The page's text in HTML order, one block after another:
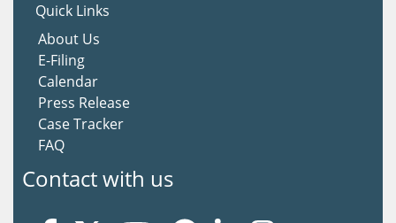
Quick Links
About Us
E-Filing
Calendar
Press Release
Case Tracker
FAQ
Contact with us